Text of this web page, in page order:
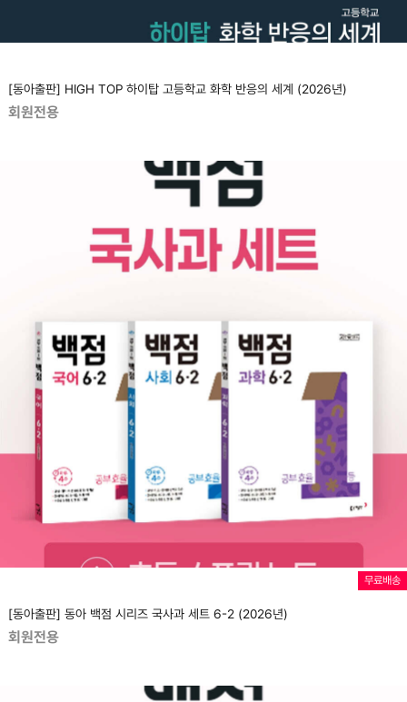
[동아출판] HIGH TOP 하이탑 고등학교 화학 반응의 세계 (2026년)
회원전용
무료배송
[동아출판] 동아 백점 시리즈 국사과 세트 6-2 (2026년)
회원전용